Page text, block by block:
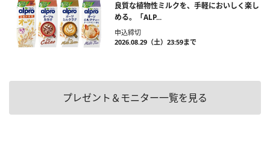
良質な植物性ミルクを、手軽においしく楽し
める。「ALP...
申込締切
2026.08.29（土）23:59まで
プレゼント＆モニター一覧を見る